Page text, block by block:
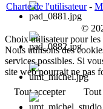
Charte de l'utilisateur-
©
Choix utilisateur pour les
Nous utilisons des
services possibles. Si
site web pourrait ne pas
Tout accepter
Tout